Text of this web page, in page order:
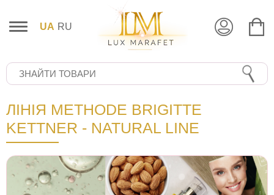
UA RU
ЛІНІЯ METHODE BRIGITTE
KETTNER - NATURAL LINE